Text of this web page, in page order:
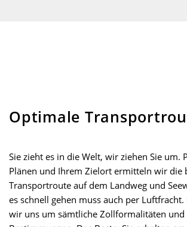
Optimale
Sie zieht es in die Welt, wir ziehen Sie um.
Plänen und Ihrem Zielort ermitteln wir die
Transportroute auf dem Landweg und
es schnell gehen muss auch per
wir uns um sämtliche Zollformalitäten und